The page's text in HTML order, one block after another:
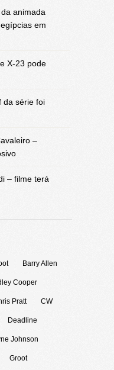
animada
em
X-23 pode
da série foi
–
– filme terá
Barry Allen
Cooper
Pratt CW
Deadline
Johnson
Groot